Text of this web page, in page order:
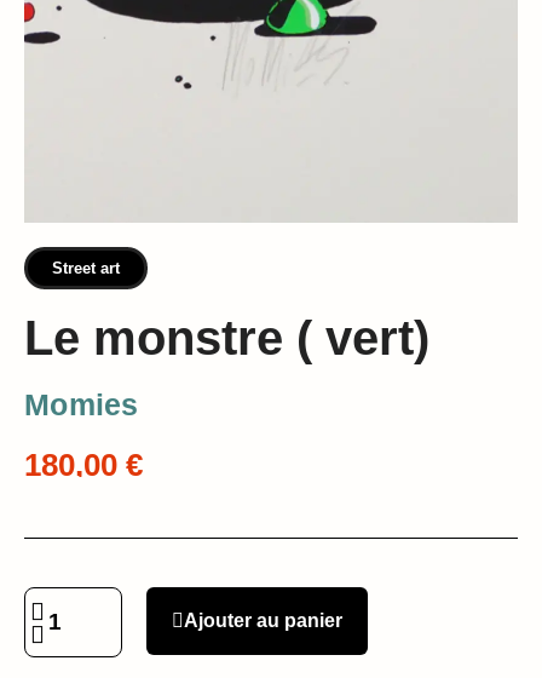
Street art
Le monstre ( vert)
Momies
180,00 €
Ajouter au panier